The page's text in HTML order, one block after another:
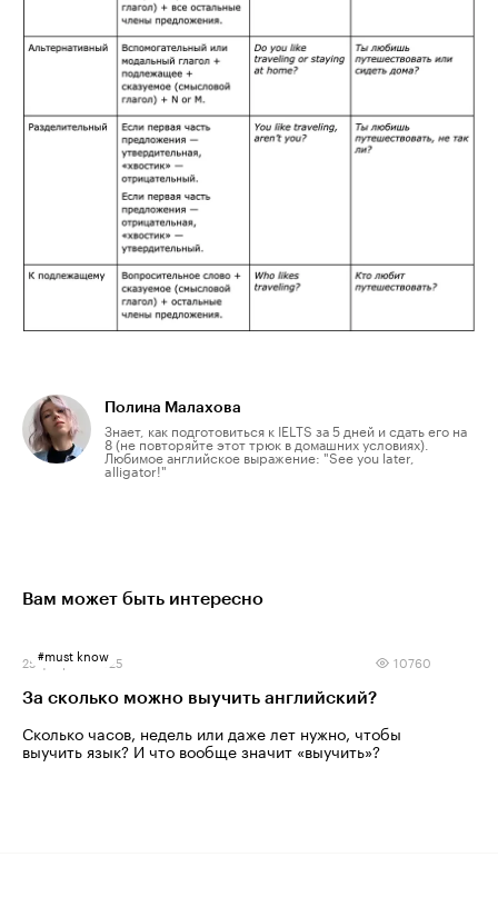
Полина Малахова
Знает, как подготовиться к IELTS за 5 дней и сдать его на
8 (не повторяйте этот трюк в домашних условиях).
Любимое английское выражение: "See you later,
alligator!"
Вам может быть интересно
#must know
25 февраля 2025 10760
За сколько можно выучить английский?
Сколько часов, недель или даже лет нужно, чтобы
выучить язык? И что вообще значит «выучить»?